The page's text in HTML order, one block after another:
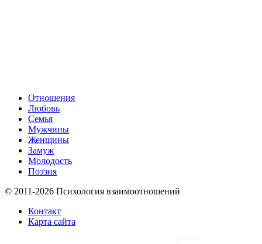
Отношения
Любовь
Семья
Мужчины
Женщины
Замуж
Молодость
Поэзия
© 2011-2026 Психология взаимоотношений
Контакт
Карта сайта